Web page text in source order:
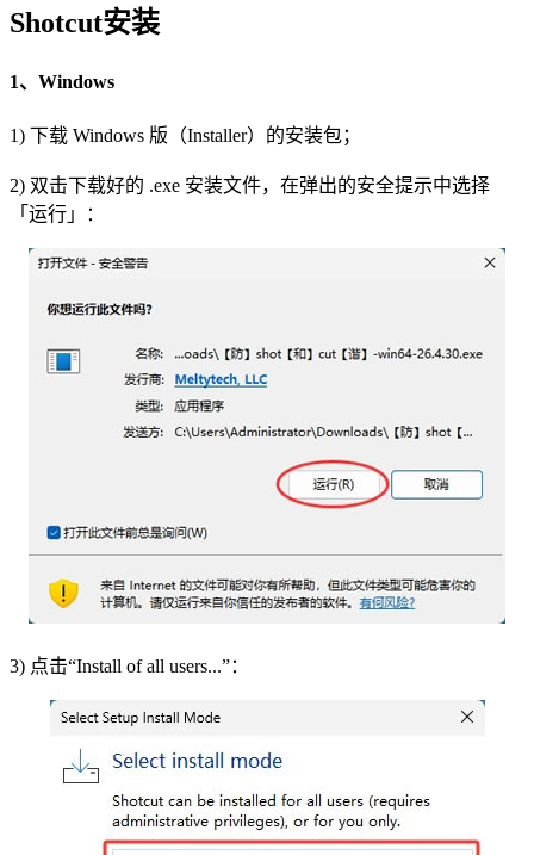
Shotcut安装
1、Windows
1) 下载 Windows 版（Installer）的安装包；
2) 双击下载好的 .exe 安装文件，在弹出的安全提示中选择
「运行」：
3) 点击“Install of all users...”：